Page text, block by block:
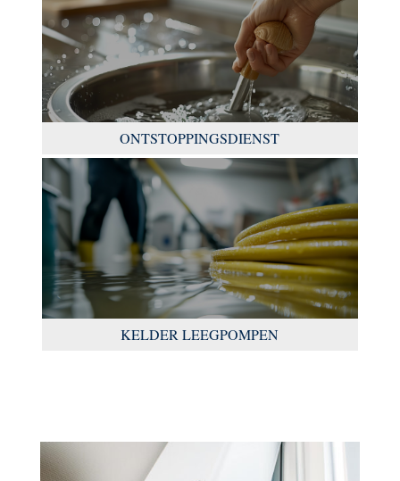
ONTSTOPPINGSDIENST
KELDER LEEGPOMPEN